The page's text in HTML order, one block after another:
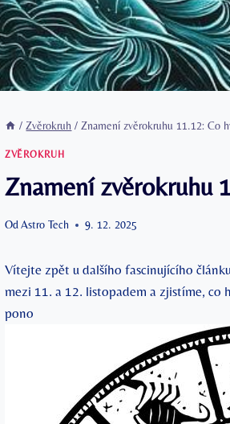
/ Zvěrokruh / Znamení zvěrokruhu 11.12: Co
ZVĚROKRUH
Znamení zvěrokruhu
OdAstro Tech 9. 12. 2025
Vítejte zpět u dalšího fascinujícího
mezi 11. a 12. listopadem a zjistíme, co
pono